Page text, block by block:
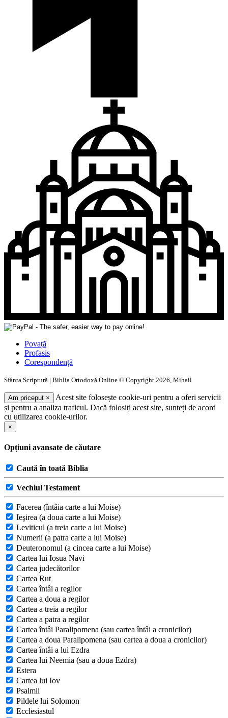
Povață
Profasis
Corespondență
Sfânta Scriptură | Biblia Ortodoxă Online © Copyright 2026, Mihail
Am priceput ×
Acest site folosește cookie-uri pentru a oferi servicii
și pentru a analiza traficul. Dacă folosiți acest site, sunteți de acord
cu utilizarea cookie-urilor.
×
Opțiuni avansate de căutare
Caută în toată Biblia
Vechiul Testament
Facerea (întâia carte a lui Moise)
Ieşirea (a doua carte a lui Moise)
Leviticul (a treia carte a lui Moise)
Numerii (a patra carte a lui Moise)
Deuteronomul (a cincea carte a lui Moise)
Cartea lui Iosua Navi
Cartea judecătorilor
Cartea Rut
Cartea întâi a regilor
Cartea a doua a regilor
Cartea a treia a regilor
Cartea a patra a regilor
Cartea întâi Paralipomena (sau cartea întâi a cronicilor)
Cartea a doua Paralipomena (sau cartea a doua a cronicilor)
Cartea întâi a lui Ezdra
Cartea lui Neemia (sau a doua Ezdra)
Estera
Cartea lui Iov
Psalmii
Pildele lui Solomon
Ecclesiastul